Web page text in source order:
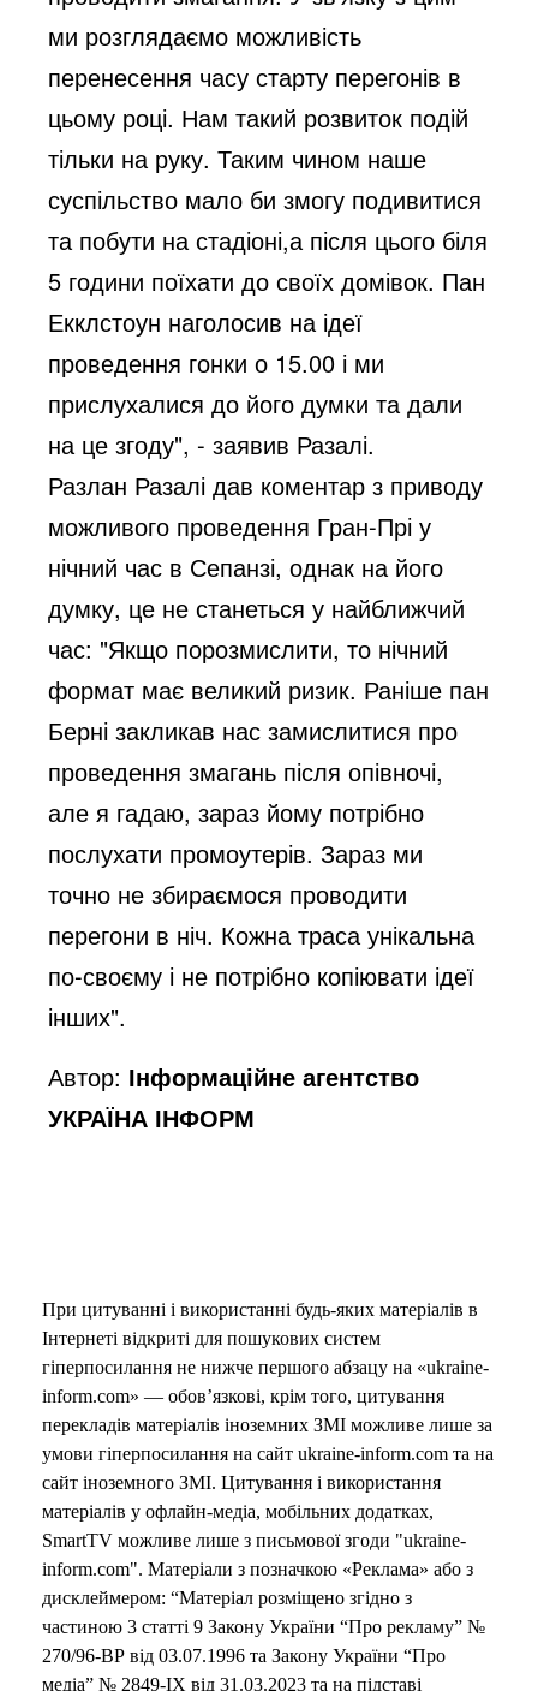
ми розглядаємо можливість
перенесення часу старту перегонів в
цьому році. Нам такий розвиток подій
тільки на руку. Таким чином наше
суспільство мало би змогу подивитися
та побути на стадіоні,а після цього біля
5 години поїхати до своїх домівок. Пан
Екклстоун наголосив на ідеї
проведення гонки о 15.00 і ми
прислухалися до його думки та дали
на це згоду", - заявив Разалі.
Разлан Разалі дав коментар з приводу
можливого проведення Гран-Прі у
нічний час в Сепанзі, однак на його
думку, це не станеться у найближчий
час: "Якщо порозмислити, то нічний
формат має великий ризик. Раніше пан
Берні закликав нас замислитися про
проведення змагань після опівночі,
але я гадаю, зараз йому потрібно
послухати промоутерів. Зараз ми
точно не збираємося проводити
перегони в ніч. Кожна траса унікальна
по-своєму і не потрібно копіювати ідеї
інших".
Автор: Інформаційне агентство
УКРАЇНА ІНФОРМ
При цитуванні і використанні будь-яких матеріалів в
Інтернеті відкриті для пошукових систем
гіперпосилання не нижче першого абзацу на «ukraine-
inform.com» — обов’язкові, крім того, цитування
перекладів матеріалів іноземних ЗМІ можливе лише за
умови гіперпосилання на сайт ukraine-inform.com та на
сайт іноземного ЗМІ. Цитування і використання
матеріалів у офлайн-медіа, мобільних додатках,
SmartTV можливе лише з письмової згоди "ukraine-
inform.com". Матеріали з позначкою «Реклама» або з
дисклеймером: “Матеріал розміщено згідно з
частиною 3 статті 9 Закону України “Про рекламу” №
270/96-ВР від 03.07.1996 та Закону України “Про
медіа” № 2849-IX від 31.03.2023 та на підставі